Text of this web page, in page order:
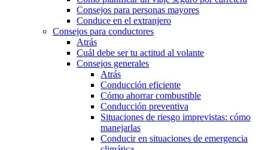
Consejos para personas mayores
Conduce en el extranjero
Consejos para conductores
Atrás
Cuál debe ser tu actitud al volante
Consejos generales
Atrás
Conducción eficiente
Cómo ahorrar combustible
Conducción preventiva
Situaciones de riesgo imprevistas: cómo
manejarlas
Conducir en situaciones de emergencia